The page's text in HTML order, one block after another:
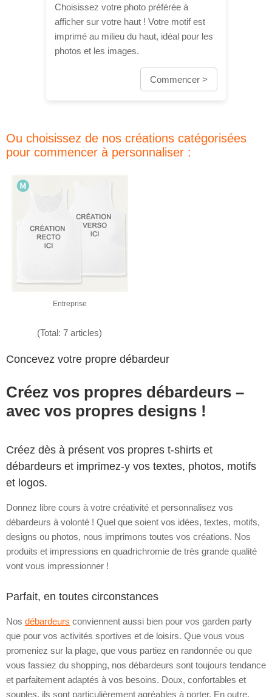
Choisissez votre photo préférée à
afficher sur votre haut ! Votre motif est
imprimé au milieu du haut, idéal pour les
photos et les images.
Commencer >
Ou choisissez de nos créations catégorisées
pour commencer à personnaliser :
Entreprise
(Total: 7 articles)
Concevez votre propre débardeur
Créez vos propres débardeurs –
avec vos propres designs !
Créez dès à présent vos propres t-shirts et
débardeurs et imprimez-y vos textes, photos, motifs
et logos.
Donnez libre cours à votre créativité et personnalisez vos
débardeurs à volonté ! Quel que soient vos idées, textes, motifs,
designs ou photos, nous imprimons toutes vos créations. Nos
produits et impressions en quadrichromie de très grande qualité
vont vous impressionner !
Parfait, en toutes circonstances
Nos débardeurs conviennent aussi bien pour vos garden party
que pour vos activités sportives et de loisirs. Que vous vous
promeniez sur la plage, que vous partiez en randonnée ou que
vous fassiez du shopping, nos débardeurs sont toujours tendance
et parfaitement adaptés à vos besoins. Doux, confortables et
souples, ils sont particulièrement agréables à porter. En outre,